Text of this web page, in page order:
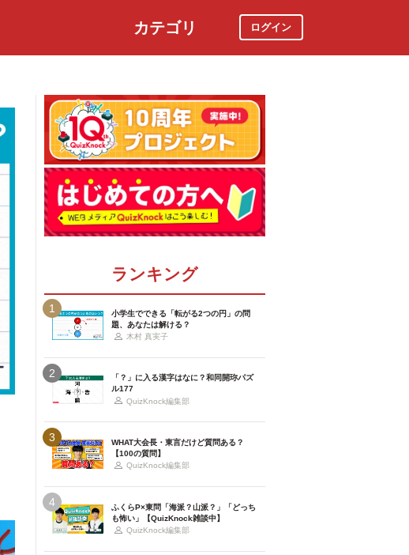
カテゴリ ログイン
ランキング
1
小学生でできる「転がる2つの円」の問
題、あなたは解ける？
木村 真実子
2
「？」に入る漢字はなに？和同開珎パズ
ル177
QuizKnock編集部
3
WHAT大会長・東言だけど質問ある？
【100の質問】
QuizKnock編集部
4
ふくらP×東問「海派？山派？」「どっち
も怖い」【QuizKnock雑談中】
QuizKnock編集部